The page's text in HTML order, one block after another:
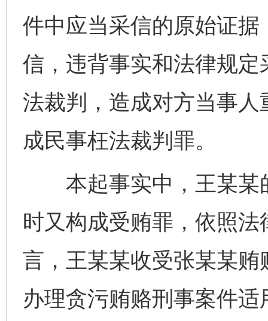
件中应当采信的原始证
信，违背事实和法律规
法裁判，造成对方当事
成民事枉法裁判罪。
本起事实中，王某某
时又构成受贿罪，依照
言，王某某收受张某某贿
办理贪污贿赂刑事案件